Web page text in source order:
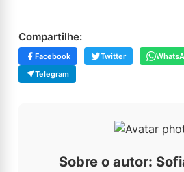
Compartilhe:
Facebook Twitter
Telegram
Sobre o autor: